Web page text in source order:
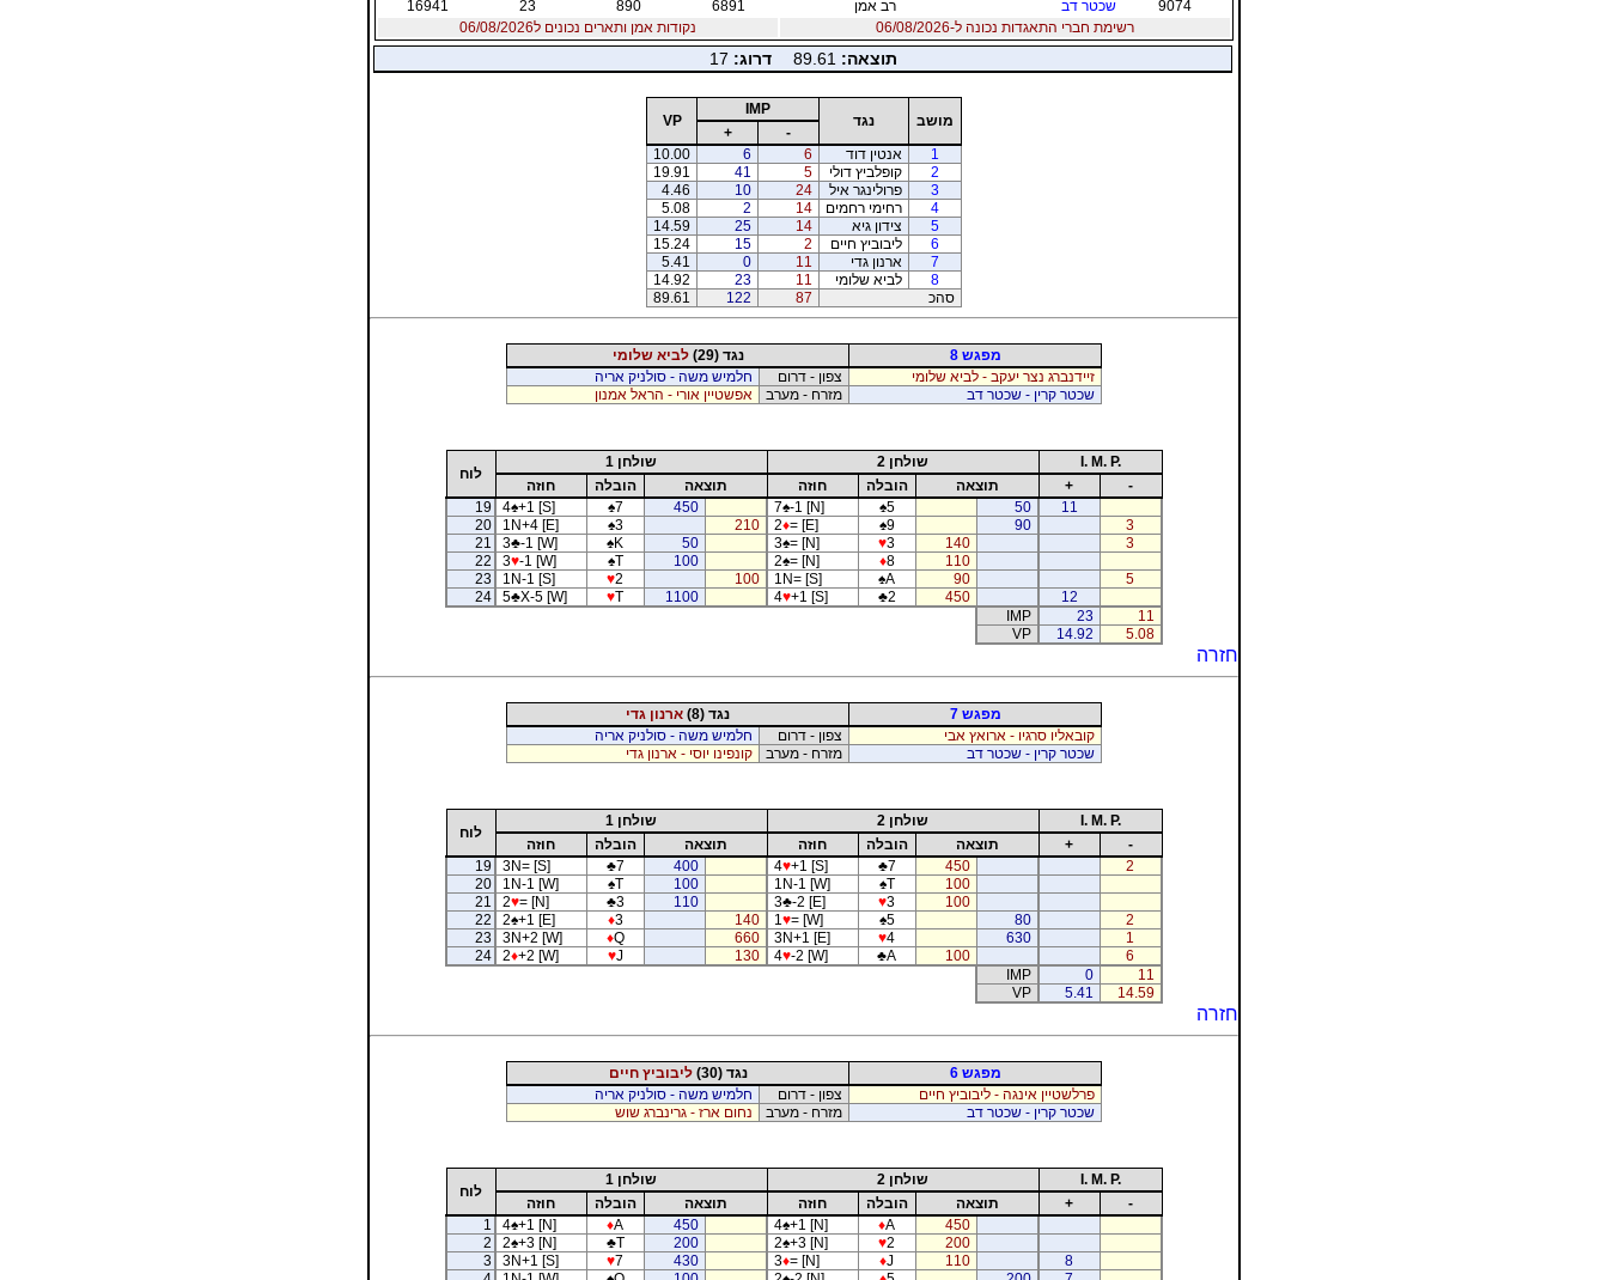
9074
שכטר דב רב אמן 6891
890
23
16941
רשימת חברי התאגדות נכונה ל-06/08/2026
נקודות אמן ותארים נכונים ל06/08/2026
תוצאה: 89.61 דרוג: 17
מושב נגד
IMP
VP
-
+
1
אנטין דוד 6
6
10. 00
2
קופלביץ דולי 5
41
19. 91
3
פרולינגר איל 24
10
4. 46
4
רחימי רחמים 14
2
5. 08
5
צידון גיא 14
25
14. 59
6
ליבוביץ חיים 2
15
15. 24
7
ארנון גדי 11
0
5. 41
8
לביא שלומי 11
23
14. 92
סהכ
87
122
89.61
מפגש 8 נגד (29)
לביא שלומי
זיידנברג נצר יעקב - לביא שלומי
צפון - דרום
חלמיש משה - סולניק אריה
שכטר קרין - שכטר דב
מזרח - מערב אפשטיין אורי - הראל אמנון
I. M. P. שולחן 2 שולחן 1
לוח
-
+ תוצאה הובלה חוזה תוצאה הובלה
חוזה
11
50
♠5
7♠-1 [N]
450
♠7
4♠+1 [S]
19
3
90
♠9
2♦= [E]
210
♠3
1N+4 [E]
20
3
140
♥3
3♠= [N]
50
♠K
3♣-1 [W]
21
110
♦8
2♠= [N]
100
♠T
3♥-1 [W]
22
5
90
♠A
1N= [S]
100
♥2
1N-1 [S]
23
12
450
♣2
4♥+1 [S]
1100
♥T
5♣X-5 [W]
24
11
23
IMP
5.08
14.92
VP
חזרה
מפגש 7 נגד (8)
ארנון גדי
קובאליו סרגיו - ארואץ אבי
צפון - דרום
חלמיש משה - סולניק אריה
שכטר קרין - שכטר דב
מזרח - מערב קונפינו יוסי - ארנון גדי
I. M. P. שולחן 2 שולחן 1
לוח
-
+ תוצאה הובלה חוזה תוצאה הובלה
חוזה
2
450
♣7
4♥+1 [S]
400
♣7
3N= [S]
19
100
♠T
1N-1 [W]
100
♠T
1N-1 [W]
20
100
♥3
3♣-2 [E]
110
♣3
2♥= [N]
21
2
80
♠5
1 ♥= [W]
140
♦3
2♠+1 [E]
22
1
630
♥4
3N+1 [E]
660
♦Q
3N+2 [W]
23
6
100
♣A
4♥-2 [W]
130
♥J
2♦+2 [W]
24
11
0
IMP
14.59
5.41
VP
חזרה
מפגש 6 נגד (30)
ליבוביץ חיים
פרלשטיין אינגה - ליבוביץ חיים
צפון - דרום
חלמיש משה - סולניק אריה
שכטר קרין - שכטר דב
מזרח - מערב נחום ארז - גרינברג שוש
I. M. P. שולחן 2 שולחן 1
לוח
-
+ תוצאה הובלה חוזה תוצאה הובלה
חוזה
450
♦A
4♠+1 [N]
450
♦A
4♠+1 [N]
1
200
♥2
2♠+3 [N]
200
♣T
2♠+3 [N]
2
8
110
♦J
3♦= [N]
430
♥7
3N+1 [S]
3